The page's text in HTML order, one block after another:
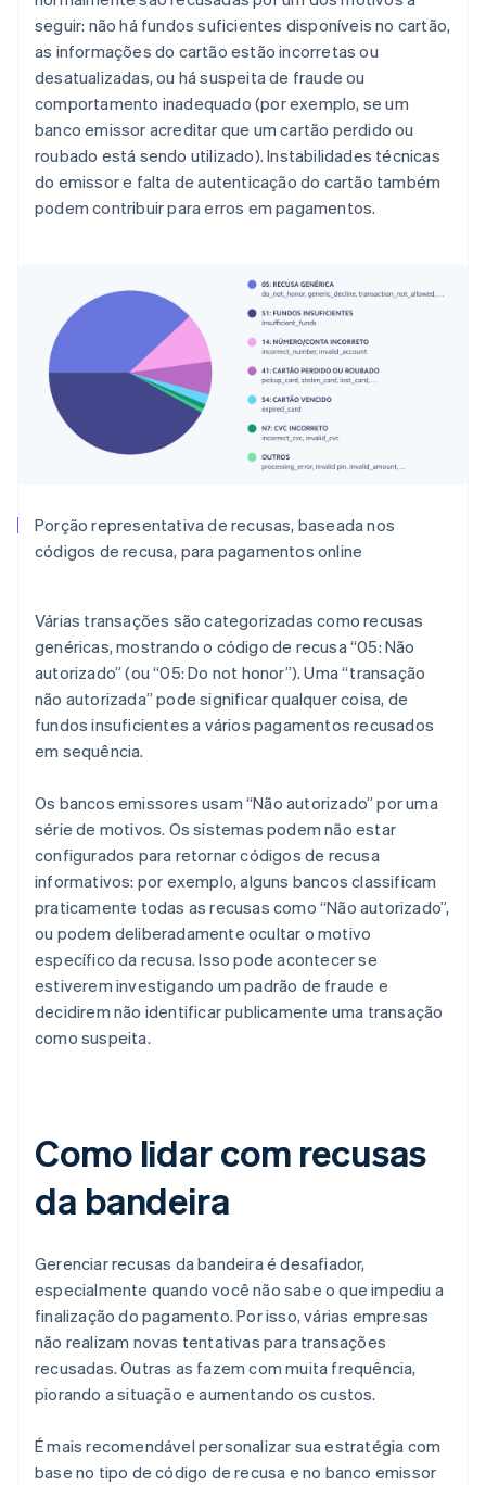
seguir: não há fundos suficientes disponíveis no cartão,
as informações do cartão estão incorretas ou
desatualizadas, ou há suspeita de fraude ou
comportamento inadequado (por exemplo, se um
banco emissor acreditar que um cartão perdido ou
roubado está sendo utilizado). Instabilidades técnicas
do emissor e falta de autenticação do cartão também
podem contribuir para erros em pagamentos.
Porção representativa de recusas, baseada nos
códigos de recusa, para pagamentos online
Várias transações são categorizadas como recusas
genéricas, mostrando o código de recusa “05: Não
autorizado” (ou “05: Do not honor”). Uma “transação
não autorizada” pode significar qualquer coisa, de
fundos insuficientes a vários pagamentos recusados
em sequência.
Os bancos emissores usam “Não autorizado” por uma
série de motivos. Os sistemas podem não estar
configurados para retornar códigos de recusa
informativos: por exemplo, alguns bancos classificam
praticamente todas as recusas como “Não autorizado”,
ou podem deliberadamente ocultar o motivo
específico da recusa. Isso pode acontecer se
estiverem investigando um padrão de fraude e
decidirem não identificar publicamente uma transação
como suspeita.
Como lidar com recusas
da bandeira
Gerenciar recusas da bandeira é desafiador,
especialmente quando você não sabe o que impediu a
finalização do pagamento. Por isso, várias empresas
não realizam novas tentativas para transações
recusadas. Outras as fazem com muita frequência,
piorando a situação e aumentando os custos.
É mais recomendável personalizar sua estratégia com
base no tipo de código de recusa e no banco emissor